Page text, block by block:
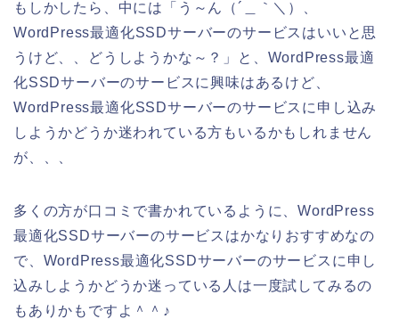
もしかしたら、中には「う～ん（´＿｀＼）、
WordPress最適化SSDサーバーのサービスはいいと思
うけど、、どうしようかな～？」と、WordPress最適
化SSDサーバーのサービスに興味はあるけど、
WordPress最適化SSDサーバーのサービスに申し込み
しようかどうか迷われている方もいるかもしれません
が、、、
多くの方が口コミで書かれているように、WordPress
最適化SSDサーバーのサービスはかなりおすすめなの
で、WordPress最適化SSDサーバーのサービスに申し
込みしようかどうか迷っている人は一度試してみるの
もありかもですよ＾＾♪